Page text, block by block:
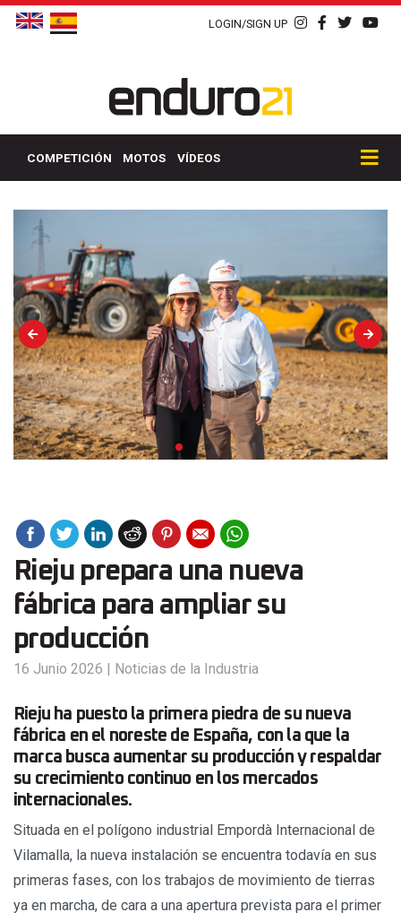
LOGIN/SIGN UP
COMPETICIÓN MOTOS VÍDEOS
Rieju prepara una nueva
fábrica para ampliar su
producción
16 Junio 2026 | Noticias de la Industria
Rieju ha puesto la primera piedra de su nueva
fábrica en el noreste de España, con la que la
marca busca aumentar su producción y respaldar
su crecimiento continuo en los mercados
internacionales.
Situada en el polígono industrial Empordà Internacional de
Vilamalla, la nueva instalación se encuentra todavía en sus
primeras fases, con los trabajos de movimiento de tierras
ya en marcha, de cara a una apertura prevista para el primer